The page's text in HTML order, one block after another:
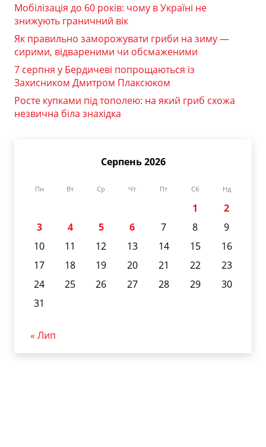
Мобілізація до 60 років: чому в Україні не
знижують граничний вік
Як правильно заморожувати гриби на зиму —
сирими, відвареними чи обсмаженими
7 серпня у Бердичеві попрощаються із
Захисником Дмитром Плаксюком
Росте купками під тополею: на який гриб схожа
незвична біла знахідка
Серпень 2026
Пн Вт Ср Чт Пт Сб Нд
1
2
3
4 5 6 7 8
9
10
11 12 13 14 15
16
17
18 19 20 21 22
23
24
25 26 27 28 29
30
31
« Лип